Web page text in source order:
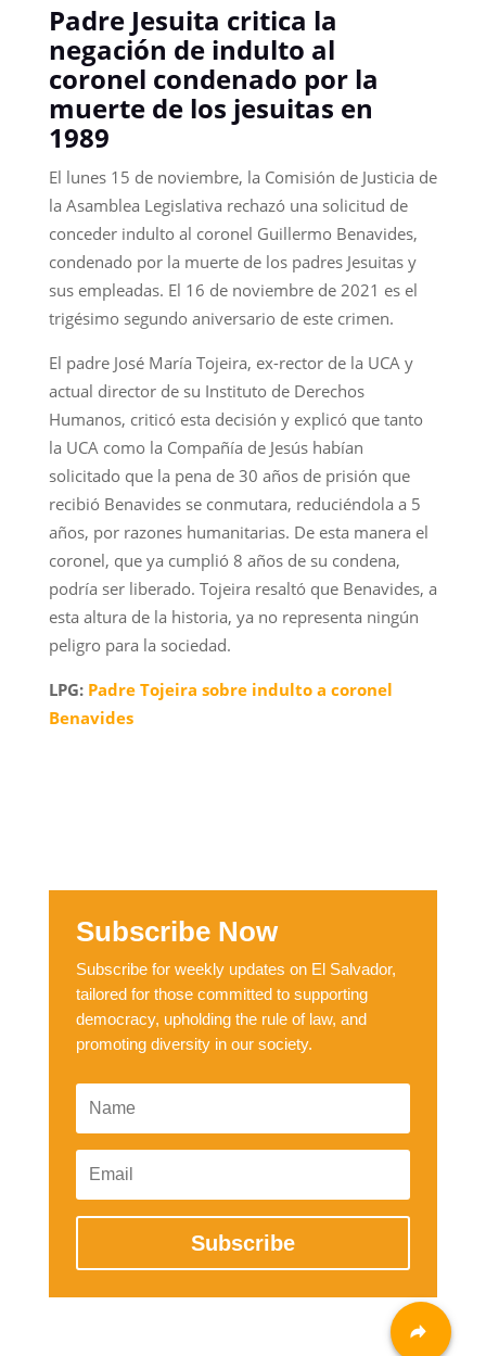
Padre Jesuita critica la
negación de indulto al
coronel condenado por la
muerte de los jesuitas en
1989
El lunes 15 de noviembre, la Comisión de Justicia de
la Asamblea Legislativa rechazó una solicitud de
conceder indulto al coronel Guillermo Benavides,
condenado por la muerte de los padres Jesuitas y
sus empleadas. El 16 de noviembre de 2021 es el
trigésimo segundo aniversario de este crimen.
El padre José María Tojeira, ex-rector de la UCA y
actual director de su Instituto de Derechos
Humanos, criticó esta decisión y explicó que tanto
la UCA como la Compañía de Jesús habían
solicitado que la pena de 30 años de prisión que
recibió Benavides se conmutara, reduciéndola a 5
años, por razones humanitarias. De esta manera el
coronel, que ya cumplió 8 años de su condena,
podría ser liberado. Tojeira resaltó que Benavides, a
esta altura de la historia, ya no representa ningún
peligro para la sociedad.
LPG: Padre Tojeira sobre indulto a coronel
Benavides
Subscribe Now
Subscribe for weekly updates on El Salvador,
tailored for those committed to supporting
democracy, upholding the rule of law, and
promoting diversity in our society.
Subscribe